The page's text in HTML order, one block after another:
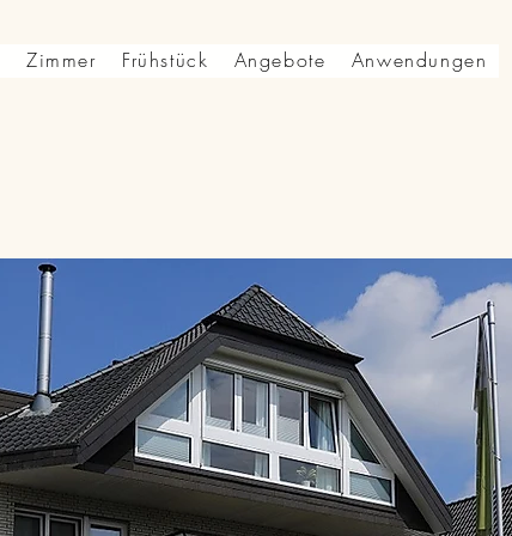
Zimmer Frühstück Angebote Anwendungen